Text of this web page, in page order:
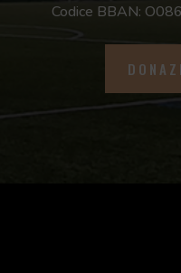
Codice BBAN: